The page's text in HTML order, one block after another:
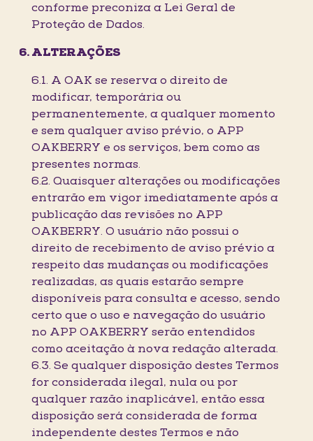
conforme preconiza a Lei Geral de
Proteção de Dados.
ALTERAÇÕES
6.1. A OAK se reserva o direito de
modificar, temporária ou
permanentemente, a qualquer momento
e sem qualquer aviso prévio, o APP
OAKBERRY e os serviços, bem como as
presentes normas.
6.2. Quaisquer alterações ou modificações
entrarão em vigor imediatamente após a
publicação das revisões no APP
OAKBERRY. O usuário não possui o
direito de recebimento de aviso prévio a
respeito das mudanças ou modificações
realizadas, as quais estarão sempre
disponíveis para consulta e acesso, sendo
certo que o uso e navegação do usuário
no APP OAKBERRY serão entendidos
como aceitação à nova redação alterada.
6.3. Se qualquer disposição destes Termos
for considerada ilegal, nula ou por
qualquer razão inaplicável, então essa
disposição será considerada de forma
independente destes Termos e não